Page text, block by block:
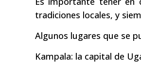
tradiciones locales, y
Algunos lugares que se
Kampala: la capital de